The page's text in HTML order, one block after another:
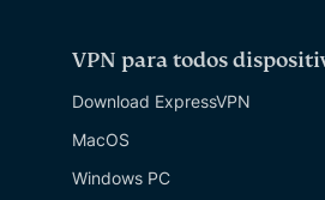
VPN para todos
Download ExpressVPN
MacOS
Windows PC